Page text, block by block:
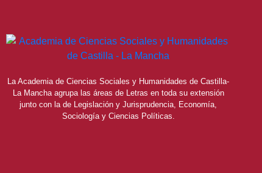
La Academia de Ciencias Sociales y Humanidades de Castilla-
La Mancha agrupa las áreas de Letras en toda su extensión
junto con la de Legislación y Jurisprudencia, Economía,
Sociología y Ciencias Políticas.